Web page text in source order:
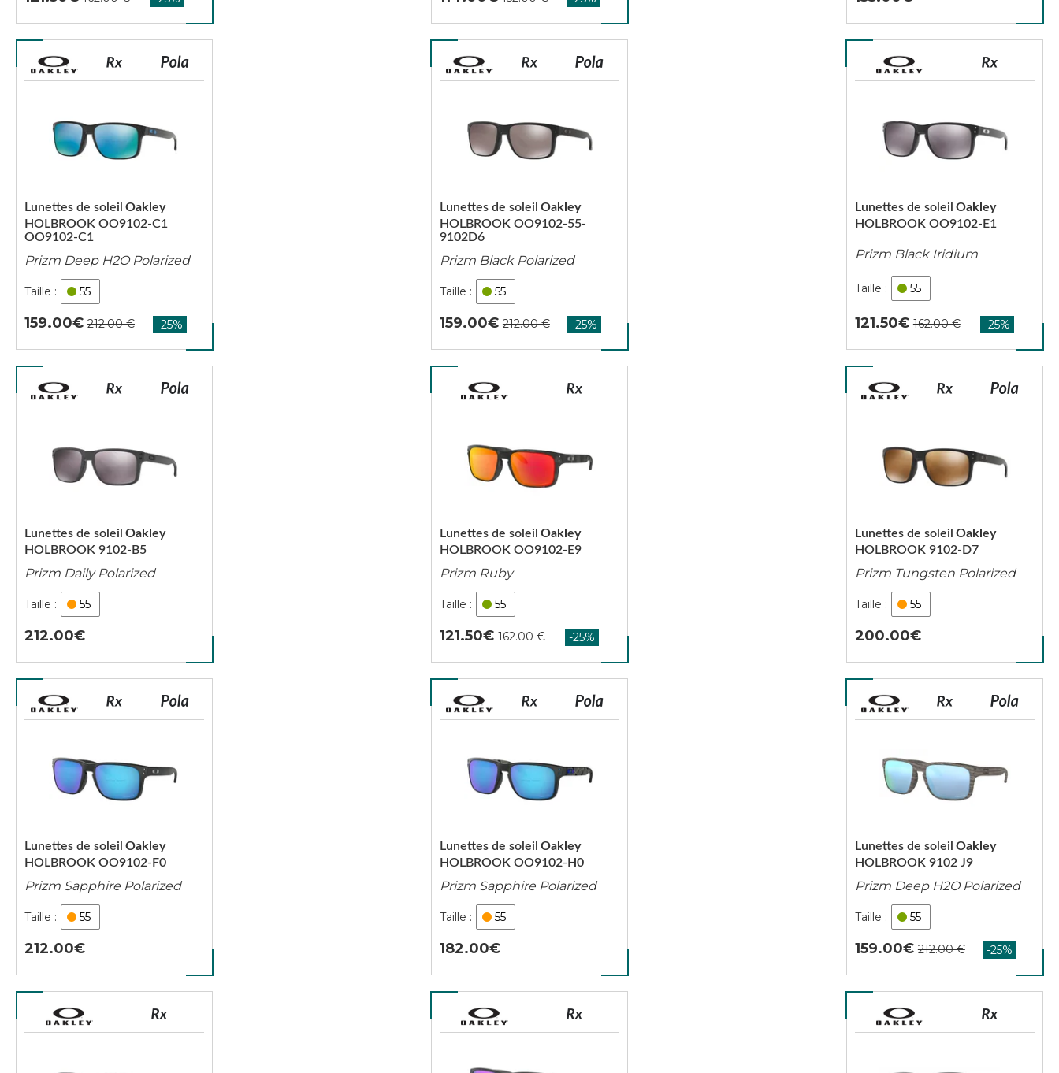
HOLBROOK OO9102-C1
OO9102-C1
Lunettes de soleil Oakley
Prizm Deep H2O Polarized
55
159.00
HOLBROOK OO9102-55-
9102D6
Lunettes de soleil Oakley
Prizm Black Polarized
55
159.00
HOLBROOK OO9102-E1
Lunettes de soleil Oakley
Prizm Black Iridium
55
121.50
HOLBROOK 9102-B5
Lunettes de soleil Oakley
Prizm Daily Polarized
55
212.00
HOLBROOK OO9102-E9
Lunettes de soleil Oakley
Prizm Ruby
55
121.50
HOLBROOK 9102-D7
Lunettes de soleil Oakley
Prizm Tungsten Polarized
55
200.00
HOLBROOK OO9102-F0
Lunettes de soleil Oakley
Prizm Sapphire Polarized
55
212.00
HOLBROOK OO9102-H0
Lunettes de soleil Oakley
Prizm Sapphire Polarized
55
182.00
HOLBROOK 9102 J9
Lunettes de soleil Oakley
Prizm Deep H2O Polarized
55
159.00